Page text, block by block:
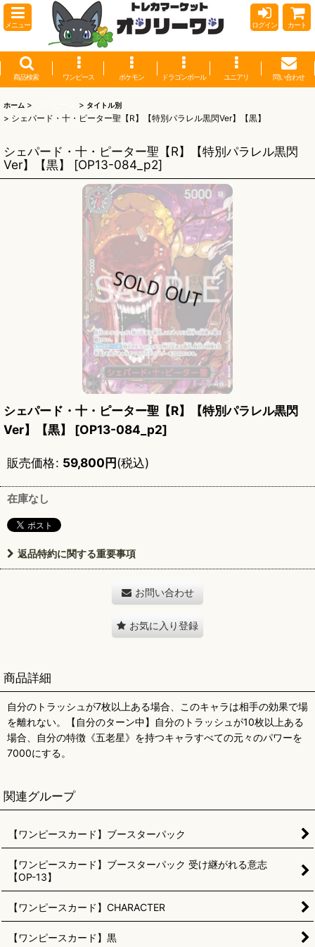
メニュー ログイン カート
商品検索 ワンピース ポケモン ドラゴンボール ユニアリ 問い合わせ
ホーム > > タイトル別
> シェパード・十・ピーター聖【R】【特別パラレル黒閃Ver】【黒】
シェパード・十・ピーター聖【R】【特別パラレル黒閃
Ver】【黒】
[OP13-084_p2]
シェパード・十・ピーター聖【R】【特別パラレル黒閃
Ver】【黒】
[OP13-084_p2]
販売価格: 59,800円(税込)
在庫なし
返品特約に関する重要事項
お問い合わせ
お気に入り登録
商品詳細
自分のトラッシュが7枚以上ある場合、このキャラは相手の効果で場
を離れない。【自分のターン中】自分のトラッシュが10枚以上ある
場合、自分の特徴《五老星》を持つキャラすべての元々のパワーを
7000にする。
関連グループ
【ワンピースカード】ブースターパック
【ワンピースカード】ブースターパック 受け継がれる意志
【OP-13】
【ワンピースカード】CHARACTER
【ワンピースカード】黒